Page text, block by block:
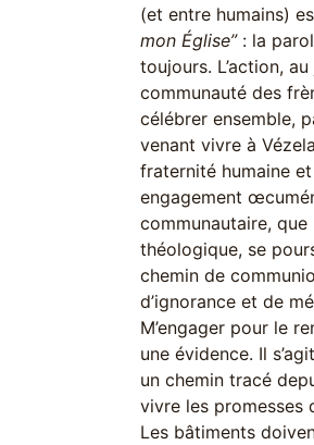
(et entre humains)
mon Église”: la
toujours. L’action,
communauté des
célébrer ensemble,
venant vivre à
fraternité humaine
engagement
communautaire,
théologique, se
chemin de
d’ignorance et de
M’engager pour le
une évidence. Il
un chemin tracé
vivre les promesses
Les bâtiments